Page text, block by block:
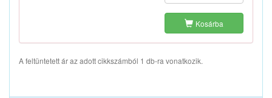
Kosárba
A feltüntetett ár az adott cikkszámból 1 db-ra vonatkozik.